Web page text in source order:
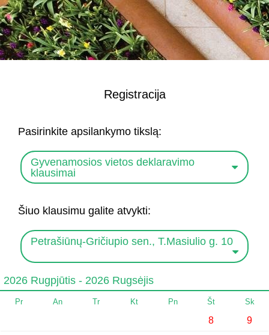
Registracija
Pasirinkite apsilankymo tikslą:
Gyvenamosios vietos deklaravimo
klausimai
Šiuo klausimu galite atvykti:
Petrašiūnų-Gričiupio sen., T.Masiulio g. 10
2026 Rugpjūtis - 2026 Rugsėjis
Pr An Tr Kt Pn Št Sk
8 9